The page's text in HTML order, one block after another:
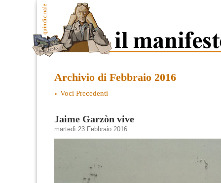
Archivio di Febbraio 2016
« Voci Precedenti
Jaime Garzòn vive
martedì 23 Febbraio 2016